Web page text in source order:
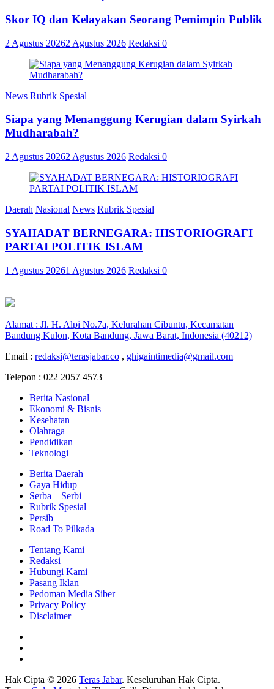
Skor IQ dan Kelayakan Seorang Pemimpin Publik
2 Agustus 20262 Agustus 2026 Redaksi 0
News Rubrik Spesial
Siapa yang Menanggung Kerugian dalam Syirkah
Mudharabah?
2 Agustus 20262 Agustus 2026 Redaksi 0
Daerah Nasional News Rubrik Spesial
SYAHADAT BERNEGARA: HISTORIOGRAFI
PARTAI POLITIK ISLAM
1 Agustus 20261 Agustus 2026 Redaksi 0
Alamat : Jl. H. Alpi No.7a, Kelurahan Cibuntu, Kecamatan
Bandung Kulon, Kota Bandung, Jawa Barat, Indonesia (40212)
Email : redaksi@terasjabar.co , ghigaintimedia@gmail.com
Telepon : 022 2057 4573
Berita Nasional
Ekonomi & Bisnis
Kesehatan
Olahraga
Pendidikan
Teknologi
Berita Daerah
Gaya Hidup
Serba – Serbi
Rubrik Spesial
Persib
Road To Pilkada
Tentang Kami
Redaksi
Hubungi Kami
Pasang Iklan
Pedoman Media Siber
Privacy Policy
Disclaimer
Hak Cipta © 2026 Teras Jabar. Keseluruhan Hak Cipta.